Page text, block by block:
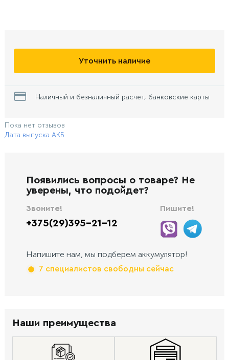
Уточнить наличие
Наличный и безналичный расчет, банковские карты
Пока нет отзывов
Дата выпуска АКБ
Появились вопросы о товаре? Не
уверены, что подойдет?
Звоните!
+375(29)395-21-12
Пишите!
Напишите нам, мы подберем аккумулятор!
7 специалистов свободны сейчас
Наши преимущества